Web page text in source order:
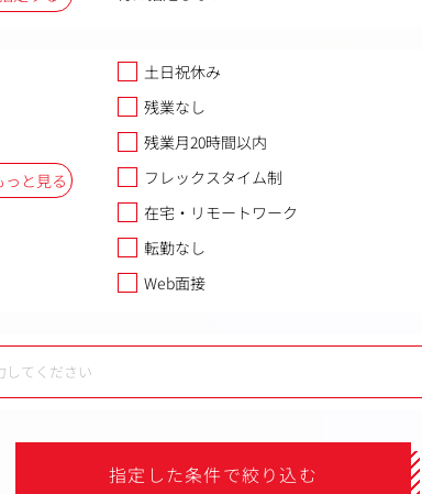
っと見る
土日祝休み
残業なし
残業月20時間以内
フレックスタイム制
在宅・リモートワーク
転勤なし
Web面接
指定した条件で絞り込む